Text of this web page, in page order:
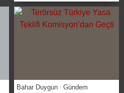
Bahar Duygun Gündem